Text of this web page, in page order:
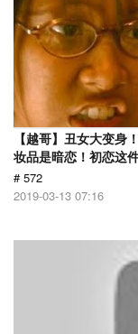
【越哥】丑女大变身
妆品是暗恋！初恋这
# 572
2019-03-13 07:16